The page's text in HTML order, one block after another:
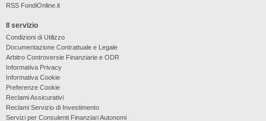
RSS FondiOnline.it
Il servizio
Condizioni di Utilizzo
Documentazione Contrattuale e Legale
Arbitro Controversie Finanziarie e ODR
Informativa Privacy
Informativa Cookie
Preferenze Cookie
Reclami Assicurativi
Reclami Servizio di Investimento
Servizi per Consulenti Finanziari Autonomi